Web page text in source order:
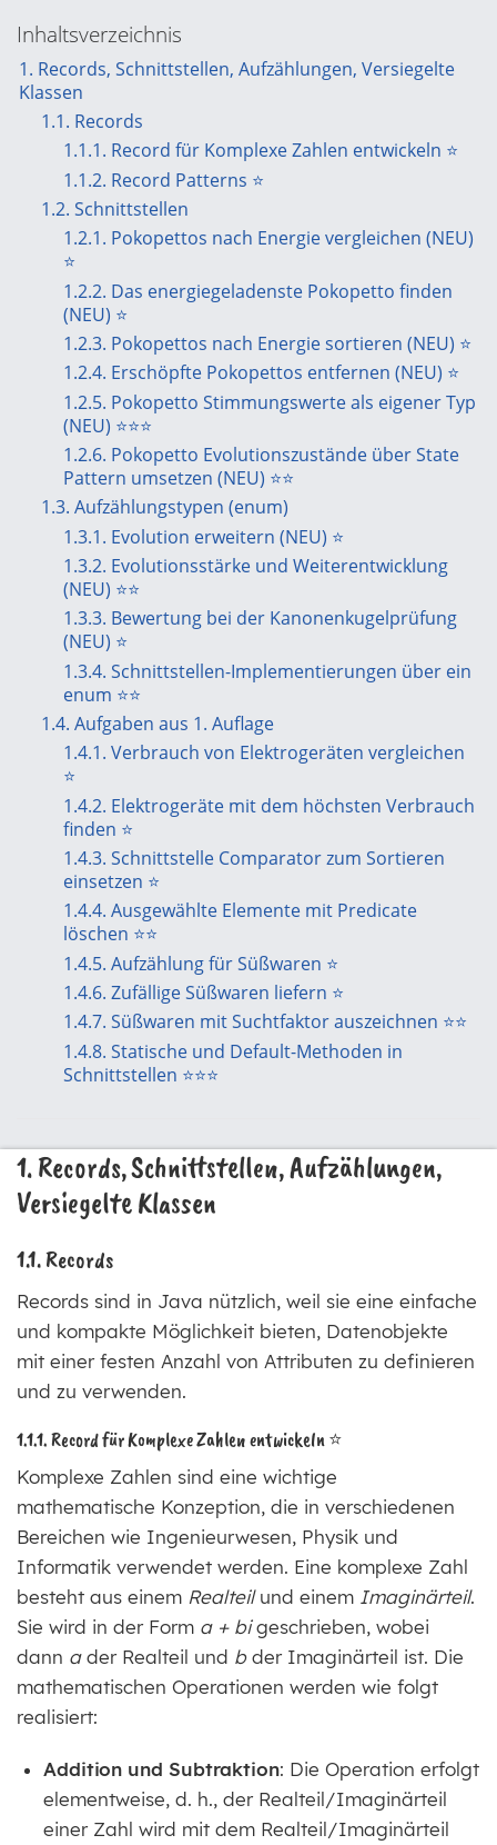
Inhaltsverzeichnis
1. Records, Schnittstellen, Aufzählungen, Versiegelte
Klassen
1.1. Records
1.1.1. Record für Komplexe Zahlen entwickeln ⭐
1.1.2. Record Patterns ⭐
1.2. Schnittstellen
1.2.1. Pokopettos nach Energie vergleichen (NEU)
⭐
1.2.2. Das energiegeladenste Pokopetto finden
(NEU) ⭐
1.2.3. Pokopettos nach Energie sortieren (NEU) ⭐
1.2.4. Erschöpfte Pokopettos entfernen (NEU) ⭐
1.2.5. Pokopetto Stimmungswerte als eigener Typ
(NEU) ⭐⭐⭐
1.2.6. Pokopetto Evolutionszustände über State
Pattern umsetzen (NEU) ⭐⭐
1.3. Aufzählungstypen (enum)
1.3.1. Evolution erweitern (NEU) ⭐
1.3.2. Evolutionsstärke und Weiterentwicklung
(NEU) ⭐⭐
1.3.3. Bewertung bei der Kanonenkugelprüfung
(NEU) ⭐
1.3.4. Schnittstellen-Implementierungen über ein
enum ⭐⭐
1.4. Aufgaben aus 1. Auflage
1.4.1. Verbrauch von Elektrogeräten vergleichen
⭐
1.4.2. Elektrogeräte mit dem höchsten Verbrauch
finden ⭐
1.4.3. Schnittstelle Comparator zum Sortieren
einsetzen ⭐
1.4.4. Ausgewählte Elemente mit Predicate
löschen ⭐⭐
1.4.5. Aufzählung für Süßwaren ⭐
1.4.6. Zufällige Süßwaren liefern ⭐
1.4.7. Süßwaren mit Suchtfaktor auszeichnen ⭐⭐
1.4.8. Statische und Default-Methoden in
Schnittstellen ⭐⭐⭐
1. Records, Schnittstellen, Aufzählungen,
Versiegelte Klassen
1.1. Records
Records sind in Java nützlich, weil sie eine einfache
und kompakte Möglichkeit bieten, Datenobjekte
mit einer festen Anzahl von Attributen zu definieren
und zu verwenden.
1.1.1. Record für Komplexe Zahlen entwickeln ⭐
Komplexe Zahlen sind eine wichtige
mathematische Konzeption, die in verschiedenen
Bereichen wie Ingenieurwesen, Physik und
Informatik verwendet werden. Eine komplexe Zahl
besteht aus einem Realteilund einem Imaginärteil.
Sie wird in der Form a + bigeschrieben, wobei
dann ader Realteil und bder Imaginärteil ist. Die
mathematischen Operationen werden wie folgt
realisiert:
Addition und Subtraktion: Die Operation erfolgt
elementweise, d. h., der Realteil/Imaginärteil
einer Zahl wird mit dem Realteil/Imaginärteil